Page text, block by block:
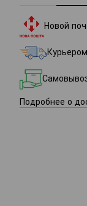
Новой
Подробнее о